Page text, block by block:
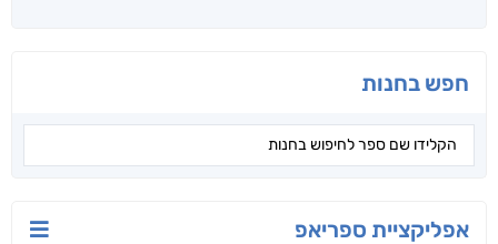
חפש בחנות
אפליקציית ספריאפ